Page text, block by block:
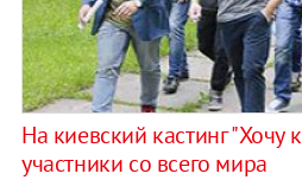
На киевский кастинг "Хочу
участники со всего мира